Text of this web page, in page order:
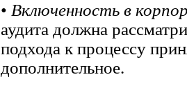
• Включенность в
аудита должна
подхода к процессу
дополнительное.